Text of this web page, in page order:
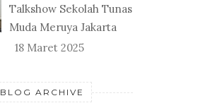
Talkshow Sekolah Tunas
Muda Meruya Jakarta
18 Maret 2025
BLOG ARCHIVE